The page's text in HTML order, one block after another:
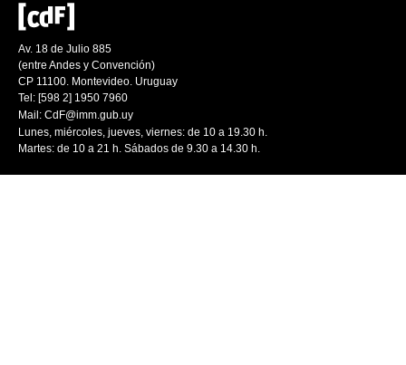
Av. 18 de Julio 885
(entre Andes y Convención)
CP 11100. Montevideo. Uruguay
Tel: [598 2] 1950 7960
Mail: CdF@imm.gub.uy
Lunes, miércoles, jueves, viernes: de 10 a 19.30 h.
Martes: de 10 a 21 h. Sábados de 9.30 a 14.30 h.